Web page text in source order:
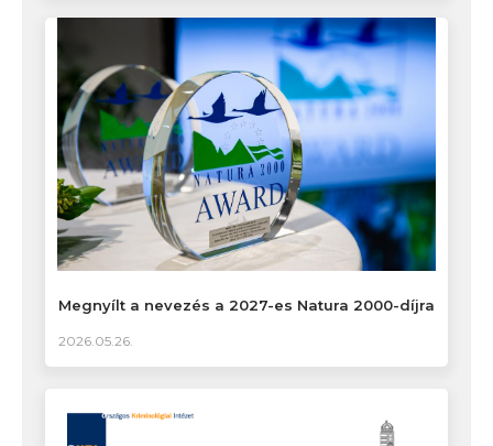
Megnyílt a nevezés a 2027-es Natura 2000-díjra
2026.05.26.